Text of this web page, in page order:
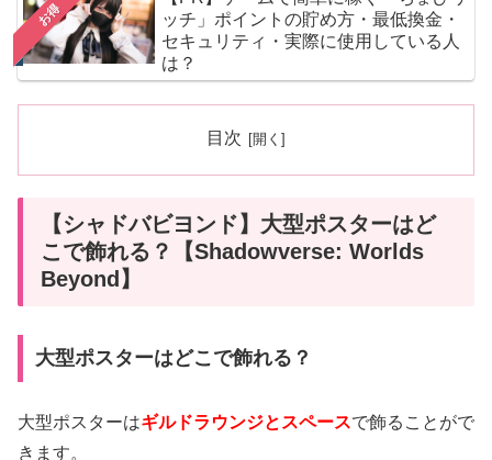
お得
ッチ」ポイントの貯め方・最低換金・
セキュリティ・実際に使用している人
は？
目次
【シャドバビヨンド】大型ポスターはど
こで飾れる？【Shadowverse: Worlds
Beyond】
大型ポスターはどこで飾れる？
大型ポスターはギルドラウンジとスペースで飾ることがで
きます。